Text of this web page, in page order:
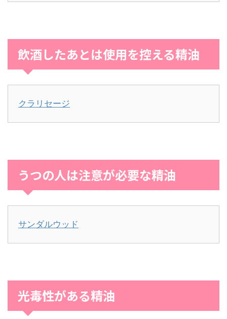
飲酒したあとは使用を控える精油
クラリセージ
うつの人は注意が必要な精油
サンダルウッド
光毒性がある精油